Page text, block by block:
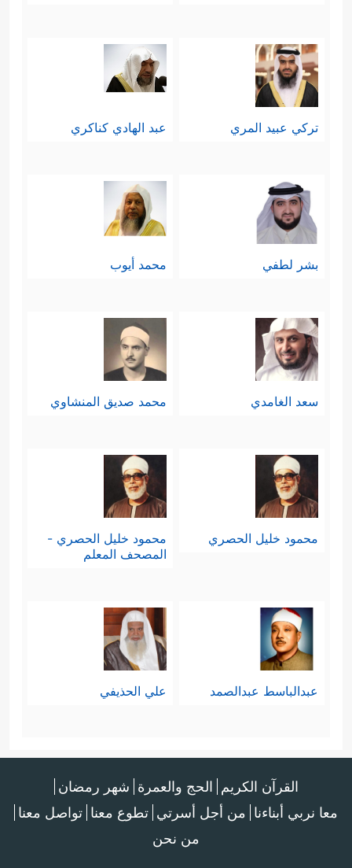
تركي عبيد المري عبد الهادي كناكري
بشر لطفي محمد أيوب
سعد الغامدي محمد صديق المنشاوي
محمود خليل الحصري
محمود خليل الحصري -
المصحف المعلم
عبدالباسط عبدالصمد علي الحذيفي
القرآن الكريم الحج والعمرة شهر رمضان
معا نربي أبناءنا من أجل أسرتي تطوع معنا تواصل معنا
من نحن